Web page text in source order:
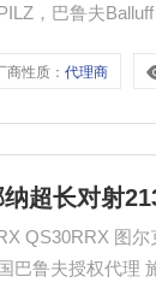
，巴鲁夫
商性质：代理商
超长对射
QS30RRX 图
巴鲁夫授权代理